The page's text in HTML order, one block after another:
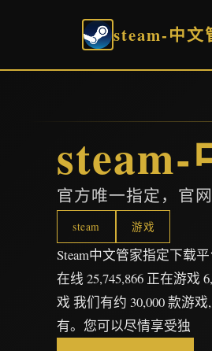
steam-中文
steam-
官方唯一指定，官
steam 游戏
Steam中文管家指定下载
在线 25,745,866 正在游戏
戏 我们有约 30,000 款游
有。您可以尽情享受独